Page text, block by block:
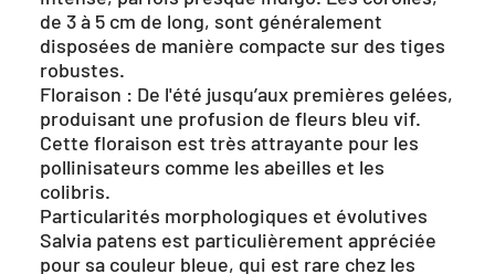
de 3 à 5 cm de long, sont généralement
disposées de manière compacte sur des tiges
robustes.
Floraison : De l'été jusqu’aux premières gelées,
produisant une profusion de fleurs bleu vif.
Cette floraison est très attrayante pour les
pollinisateurs comme les abeilles et les
colibris.
Particularités morphologiques et évolutives
Salvia patens est particulièrement appréciée
pour sa couleur bleue, qui est rare chez les